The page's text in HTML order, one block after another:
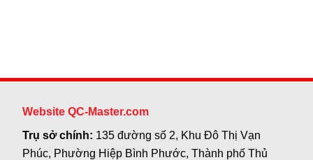
Website QC-Master.com
Trụ sở chính: 135 đường số 2, Khu Đô Thị Vạn
Phúc, Phường Hiệp Bình Phước, Thành phố Thủ